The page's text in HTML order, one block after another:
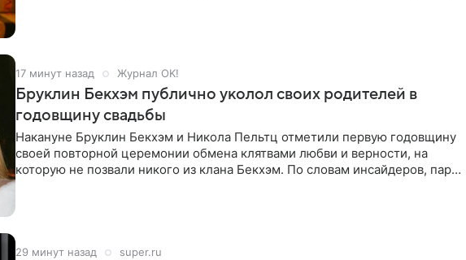
17 минут назад Журнал OK!
Бруклин Бекхэм публично уколол своих родителей в
годовщину свадьбы
Накануне Бруклин Бекхэм и Никола Пельтц отметили первую годовщину
своей повторной церемонии обмена клятвами любви и верности, на
которую не позвали никого из клана Бекхэм. По словам инсайдеров, пара
29 минут назад super.ru